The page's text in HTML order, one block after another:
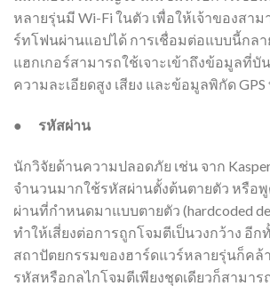
หลายรุ่นมี Wi-Fi ในตัว เพื่อให้เจ้าของสา
ร์ทโฟนผ่านแอปได้ การเชื่อมต่อแบบนี้กลา
แฮกเกอร์สามารถใช้เจาะเข้าถึงข้อมูลที่บั
ความละเอียดสูง เสียง และข้อมูลพิกัด
● รหัสผ่าน
นักวิจัยด้านความปลอดภัย เช่น จาก
จำนวนมากใช้รหัสผ่านตั้งต้นตายตัว หรือพู
ผ่านที่กำหนดมาแบบตายตัว (hardcoded
ทำให้เสี่ยงต่อการถูกโจมตีเป็นวงกว้าง อีก
สถาปัตยกรรมของฮาร์ดแวร์หลายรุ่นก็คล้
รหัสหรือกลไกโจมตีเพียงชุดเดียวก็สามา